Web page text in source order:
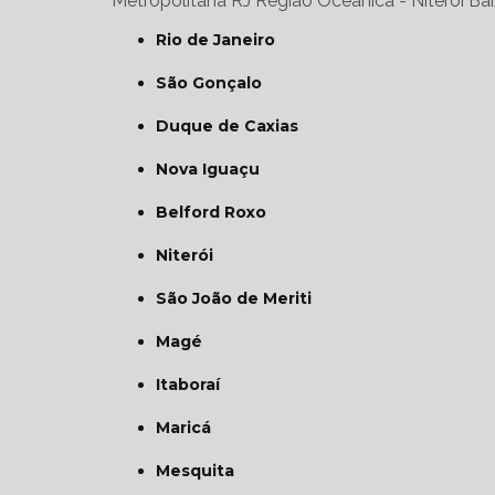
Rio de Janeiro
São Gonçalo
Duque de Caxias
Nova Iguaçu
Belford Roxo
Niterói
São João de Meriti
Magé
Itaboraí
Maricá
Mesquita